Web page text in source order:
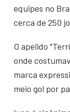
equipes no
cerca de 250
O apelido
onde
marca
meio gol por